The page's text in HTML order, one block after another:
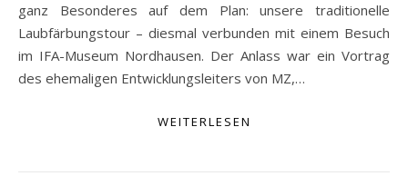
ganz Besonderes auf dem Plan: unsere traditionelle
Laubfärbungstour – diesmal verbunden mit einem Besuch
im IFA-Museum Nordhausen. Der Anlass war ein Vortrag
des ehemaligen Entwicklungsleiters von MZ,…
WEITERLESEN